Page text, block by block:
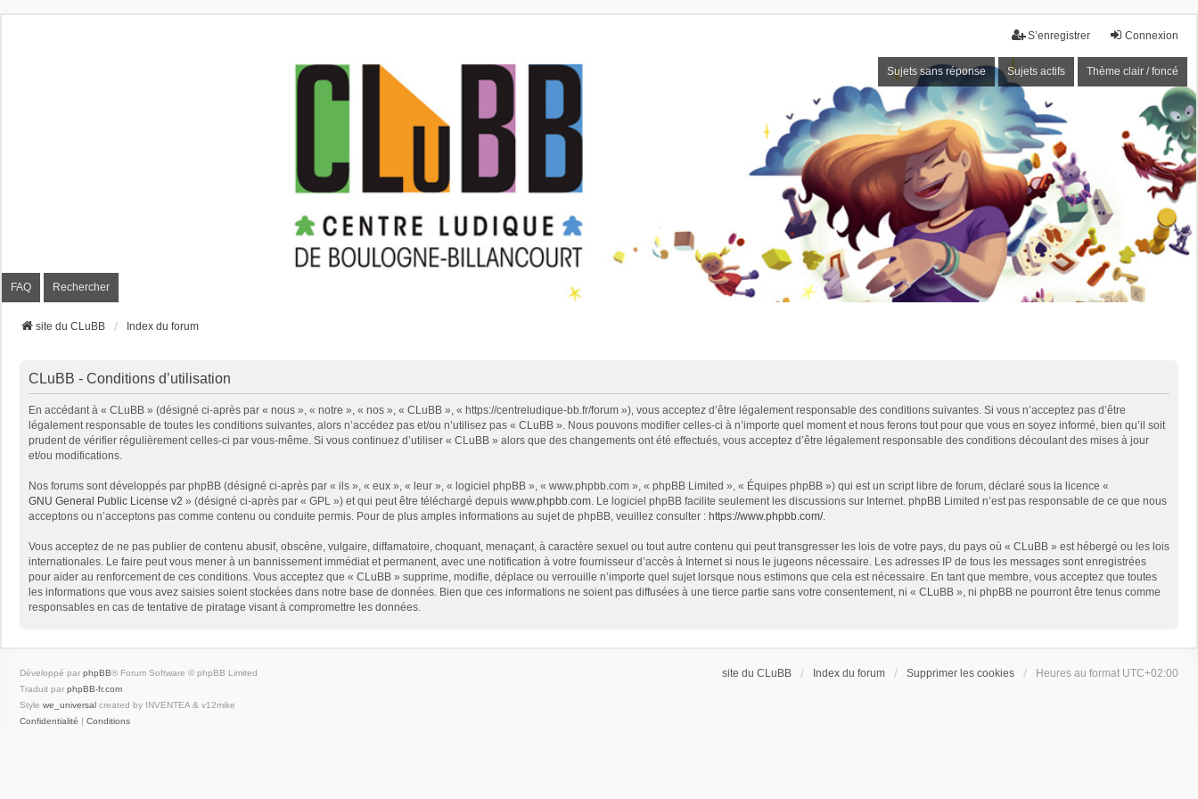
Connexion
S’enregistrer
Sujets sans réponse Sujets actifs Thème clair / foncé
FAQ Rechercher
site du CLuBB Index du forum
CLuBB - Conditions d’utilisation
En accédant à « CLuBB » (désigné ci-après par « nous », « notre », « nos », « CLuBB », « https://centreludique-bb.fr/forum »), vous acceptez d’être légalement responsable des conditions suivantes. Si vous n’acceptez pas d’être
légalement responsable de toutes les conditions suivantes, alors n’accédez pas et/ou n’utilisez pas « CLuBB ». Nous pouvons modifier celles-ci à n’importe quel moment et nous ferons tout pour que vous en soyez informé, bien qu’il soit
prudent de vérifier régulièrement celles-ci par vous-même. Si vous continuez d’utiliser « CLuBB » alors que des changements ont été effectués, vous acceptez d’être légalement responsable des conditions découlant des mises à jour
et/ou modifications.
Nos forums sont développés par phpBB (désigné ci-après par « ils », « eux », « leur », « logiciel phpBB », « www.phpbb.com », « phpBB Limited », « Équipes phpBB ») qui est un script libre de forum, déclaré sous la licence «
GNU General Public License v2 » (désigné ci-après par « GPL ») et qui peut être téléchargé depuis www.phpbb.com. Le logiciel phpBB facilite seulement les discussions sur Internet. phpBB Limited n’est pas responsable de ce que nous
acceptons ou n’acceptons pas comme contenu ou conduite permis. Pour de plus amples informations au sujet de phpBB, veuillez consulter : https://www.phpbb.com/.
Vous acceptez de ne pas publier de contenu abusif, obscène, vulgaire, diffamatoire, choquant, menaçant, à caractère sexuel ou tout autre contenu qui peut transgresser les lois de votre pays, du pays où « CLuBB » est hébergé ou les lois
internationales. Le faire peut vous mener à un bannissement immédiat et permanent, avec une notification à votre fournisseur d’accès à Internet si nous le jugeons nécessaire. Les adresses IP de tous les messages sont enregistrées
pour aider au renforcement de ces conditions. Vous acceptez que « CLuBB » supprime, modifie, déplace ou verrouille n’importe quel sujet lorsque nous estimons que cela est nécessaire. En tant que membre, vous acceptez que toutes
les informations que vous avez saisies soient stockées dans notre base de données. Bien que ces informations ne soient pas diffusées à une tierce partie sans votre consentement, ni « CLuBB », ni phpBB ne pourront être tenus comme
responsables en cas de tentative de piratage visant à compromettre les données.
site du CLuBB Index du forum Supprimer les cookies Heures au format UTC+02:00
Développé par phpBB® Forum Software © phpBB Limited
Traduit par phpBB-fr.com
Style we_universal created by INVENTEA & v12mike
Confidentialité | Conditions